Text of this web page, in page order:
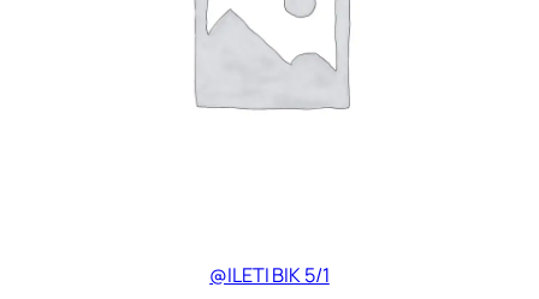
@ILETI BIK 5/1